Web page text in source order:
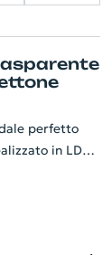
perfetto
in LDPE
il